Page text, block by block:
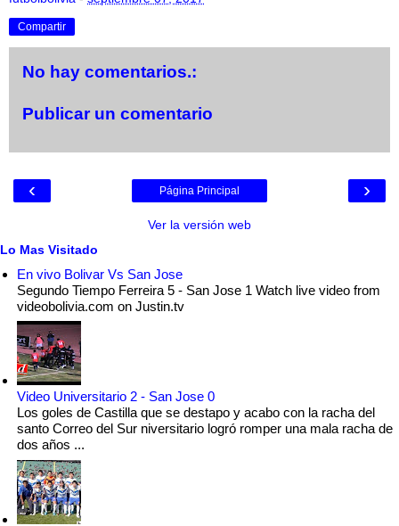
Compartir
No hay comentarios.:
Publicar un comentario
‹ ›
Página Principal
Ver la versión web
Lo Mas Visitado
En vivo Bolivar Vs San Jose
Segundo Tiempo Ferreira 5 - San Jose 1 Watch live video from
videobolivia.com on Justin.tv
Video Universitario 2 - San Jose 0
Los goles de Castilla que se destapo y acabo con la racha del
santo Correo del Sur niversitario logró romper una mala racha de
dos años ...